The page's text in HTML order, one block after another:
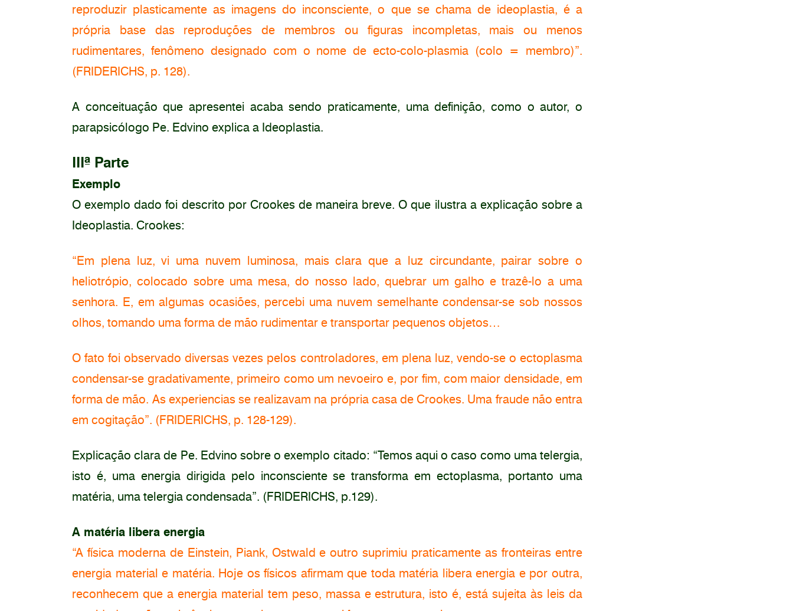
reproduzir plasticamente as imagens do inconsciente, o que se chama de ideoplastia, é a
própria base das reproduções de membros ou figuras incompletas, mais ou menos
rudimentares, fenômeno designado com o nome de ecto-colo-plasmia (colo = membro)”.
(FRIDERICHS, p. 128).
A conceituação que apresentei acaba sendo praticamente, uma definição, como o autor, o
parapsicólogo Pe. Edvino explica a Ideoplastia.
IIIª Parte
Exemplo
O exemplo dado foi descrito por Crookes de maneira breve. O que ilustra a explicação sobre a
Ideoplastia. Crookes:
“Em plena luz, vi uma nuvem luminosa, mais clara que a luz circundante, pairar sobre o
heliotrópio, colocado sobre uma mesa, do nosso lado, quebrar um galho e trazê-lo a uma
senhora. E, em algumas ocasiões, percebi uma nuvem semelhante condensar-se sob nossos
olhos, tomando uma forma de mão rudimentar e transportar pequenos objetos…
O fato foi observado diversas vezes pelos controladores, em plena luz, vendo-se o ectoplasma
condensar-se gradativamente, primeiro como um nevoeiro e, por fim, com maior densidade, em
forma de mão. As experiencias se realizavam na própria casa de Crookes. Uma fraude não entra
em cogitação”. (FRIDERICHS, p. 128-129).
Explicação clara de Pe. Edvino sobre o exemplo citado: “Temos aqui o caso como uma telergia,
isto é, uma energia dirigida pelo inconsciente se transforma em ectoplasma, portanto uma
matéria, uma telergia condensada”. (FRIDERICHS, p.129).
A matéria libera energia
“A física moderna de Einstein, Piank, Ostwald e outro suprimiu praticamente as fronteiras entre
energia material e matéria. Hoje os físicos afirmam que toda matéria libera energia e por outra,
reconhecem que a energia material tem peso, massa e estrutura, isto é, está sujeita às leis da